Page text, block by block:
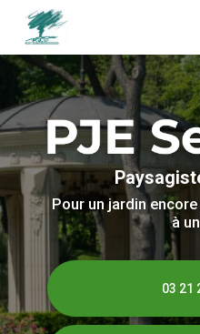
contenu
principal
Pour un jardin
à
03 21